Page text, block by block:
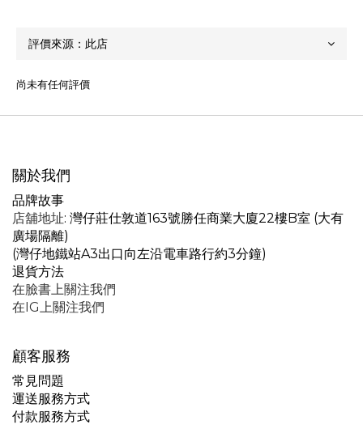
尚未有任何評價
關於我們
品牌故事
店舖地址: 灣仔莊仕敦道163號勝任商業大廈22樓B室 (大有
廣場隔離)
(灣仔地鐵站A3出口向左沿電車路行約3分鐘)
退貨方法
在臉書上關注我們
在IG上關注我們
顧客服務
常見問題
運送服務方式
付款服務方式